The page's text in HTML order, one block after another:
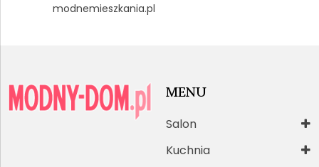
modnemieszkania.pl
MENU
Salon
Kuchnia